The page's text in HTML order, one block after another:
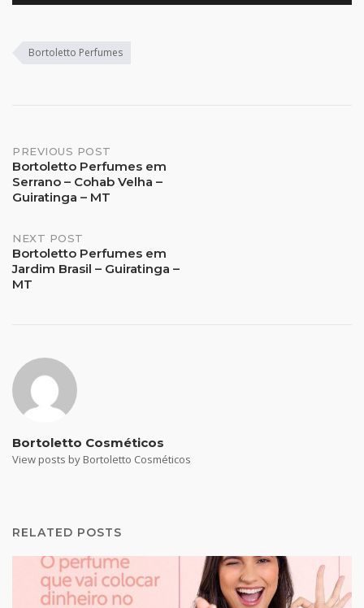
Bortoletto Perfumes
Post
navigation
PREVIOUS POST
Bortoletto Perfumes em
Serrano – Cohab Velha –
Guiratinga – MT
NEXT POST
Bortoletto Perfumes em
Jardim Brasil – Guiratinga –
MT
Bortoletto Cosméticos
View posts by Bortoletto Cosméticos
RELATED POSTS